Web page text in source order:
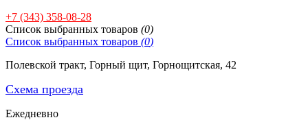
+7 (343) 358-08-28
Cписок выбранных товаров (0)
Cписок выбранных товаров (0)
Полевской тракт, Горный щит, Горнощитская, 42
Схема проезда
Ежедневно